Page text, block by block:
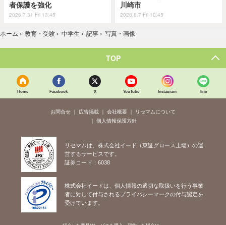
者保護を強化
2026.7.31 Fri 13:45
川崎市
2026.8.7 Fri 10:45
ホーム › 教育・受験 › 中学生 › 記事 › 写真・画像
TOP
Home Facebook X YouTube Instagram line
お問合せ 広告掲載 会社概要
リセマムについて
個人情報保護方針
リセマムは、株式会社イード（東証グロース上場）の運
営するサービスです。
証券コード：6038
株式会社イードは、個人情報の適切な取扱いを行う事業
者に対して付与されるプライバシーマークの付与認定を
受けています。